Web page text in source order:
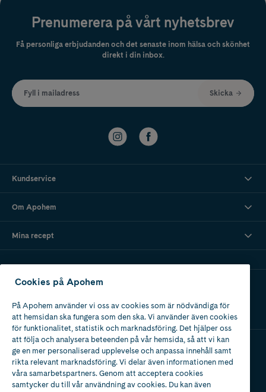
Prenumerera på vårt nyhetsbrev
Få personliga erbjudanden och det senaste inom hälsa och skönhet
direkt i din inbox.
Fyll i mailadress Skicka
Kundservice
Om Apohem
Mina recept
Ladda ner vår app
Apotek med tillstånd
av Läkemedelsverket
Cookies på Apohem
På Apohem använder vi oss av cookies som är nödvändiga för
att hemsidan ska fungera som den ska. Vi använder även cookies
för funktionalitet, statistik och marknadsföring. Det hjälper oss
att följa och analysera beteenden på vår hemsida, så att vi kan
ge en mer personaliserad upplevelse och anpassa innehåll samt
rikta relevant marknadsföring. Vi delar även informationen med
våra samarbetspartners. Genom att acceptera cookies
samtycker du till vår användning av cookies. Du kan även